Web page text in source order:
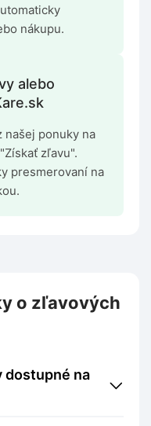
nákupu.
alebo
ponuky na
zľavu".
presmerovaní na
o zľavových